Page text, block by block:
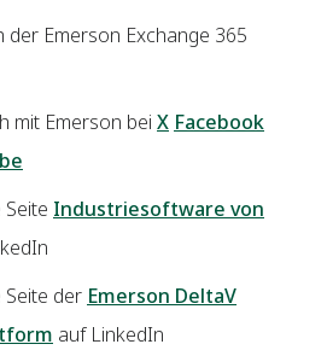
der Emerson Exchange 365
mit Emerson bei X Facebook
Industriesoftware von
Seite der Emerson DeltaV
auf LinkedIn